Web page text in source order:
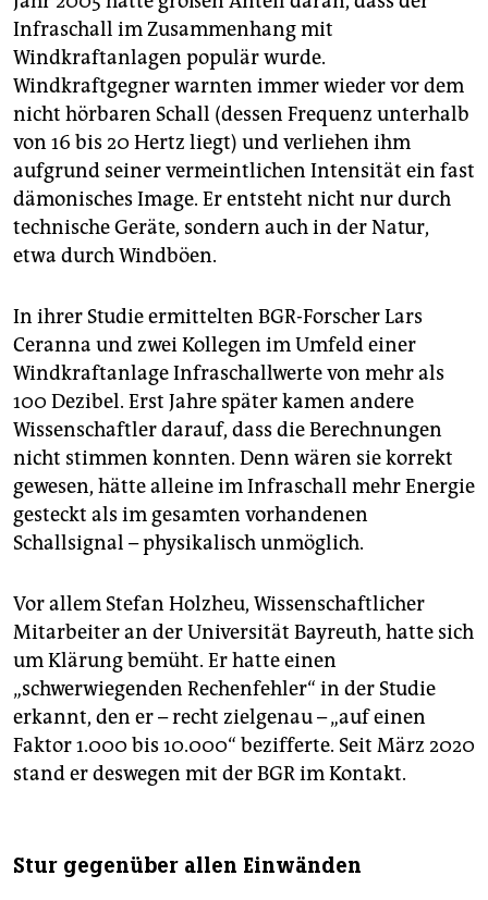
Infraschall im Zusammenhang mit
Windkraftanlagen populär wurde.
Windkraftgegner warnten immer wieder vor dem
nicht hörbaren Schall (dessen Frequenz unterhalb
von 16 bis 20 Hertz liegt) und verliehen ihm
aufgrund seiner vermeintlichen Intensität ein fast
dämonisches Image. Er entsteht nicht nur durch
technische Geräte, sondern auch in der Natur,
etwa durch Windböen.
In ihrer Studie ermittelten BGR-Forscher Lars
Ceranna und zwei Kollegen im Umfeld einer
Windkraftanlage Infraschallwerte von mehr als
100 Dezibel. Erst Jahre später kamen andere
Wissenschaftler darauf, dass die Berechnungen
nicht stimmen konnten. Denn wären sie korrekt
gewesen, hätte alleine im Infraschall mehr Energie
gesteckt als im gesamten vorhandenen
Schallsignal – physikalisch unmöglich.
Vor allem Stefan Holzheu, Wissenschaftlicher
Mitarbeiter an der Universität Bayreuth, hatte sich
um Klärung bemüht. Er hatte einen
„schwerwiegenden Rechenfehler“ in der Studie
erkannt, den er – recht zielgenau – „auf einen
Faktor 1.000 bis 10.000“ bezifferte. Seit März 2020
stand er deswegen mit der BGR im Kontakt.
Stur gegenüber allen Einwänden